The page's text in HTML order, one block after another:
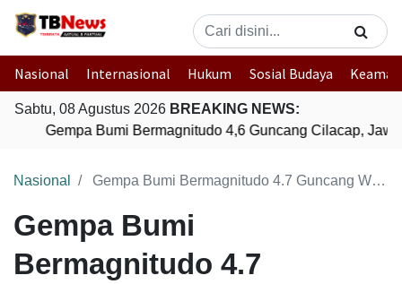
Nasional Internasional Hukum Sosial Budaya
Sabtu, 08 Agustus 2026 BREAKING NEWS:
Gempa Bumi Bermagnitudo 4,6 Guncang Cilacap, Jawa
Nasional Gempa Bumi Bermagnitudo 4.7 Guncang Wilayah Kota Sabang, Aceh
Gempa Bumi
Bermagnitudo 4.7